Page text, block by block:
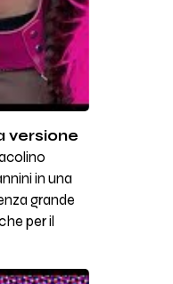
versione
in una
grande
per il